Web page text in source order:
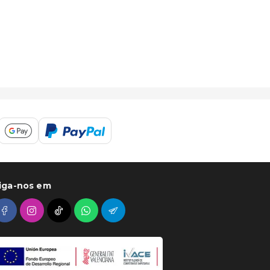
nos em